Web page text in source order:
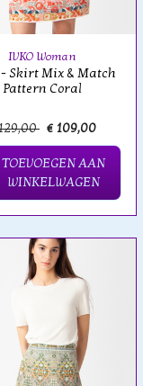
IVKO Woman
- Skirt Mix & Match
Pattern Coral
€ 109,00
TOEVOEGEN AAN
WINKELWAGEN